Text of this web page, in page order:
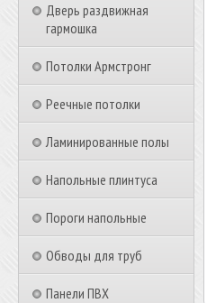
Дверь раздвижная
гармошка
Потолки Армстронг
Реечные потолки
Ламинированные полы
Напольные плинтуса
Пороги напольные
Обводы для труб
Панели ПВХ